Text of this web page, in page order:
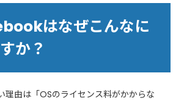
はなぜこんなに
か？
由は「OSのライセンス料がかからな